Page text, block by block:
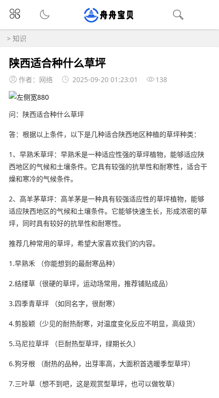
> 知识
陕西适合种什么草坪
作者：网络 2025-09-20 01:23:01 138
问：陕西适合种什么草坪
答：根据以上条件，以下是几种适合陕西地区种植的草坪种类：
1、早熟禾草坪：早熟禾是一种适应性强的草坪植物，能够适应陕
西地区的气候和土壤条件。它具有较强的抗旱性和耐寒性，适合干
燥和寒冷的气候条件。
2、高羊茅草坪：高羊茅是一种具有较强适应性的草坪植物，能够
适应陕西地区的气候和土壤条件。它能够快速生长，形成浓密的草
坪，同时具有较好的抗旱性和耐寒性。
推荐几种常用的草坪，希望大家喜欢我们的内容。
1.早熟禾 （你能想到的最耐寒品种）
2.结缕草（很硬的草坪，运动场常用，推荐铺贴成品）
3.四季青草坪 （如同名字，很耐寒）
4.剪股颖（少见的耐热耐寒，对温度变化反应不明显，高级货）
5.马尼拉草坪 （巨耐热型草坪，绿期长久）
6.狗牙根 （耐热的品种，出芽率高，大面积首选暖季型草坪）
7.三叶草（想不到吧，这是观赏型草坪，也可以做牧草）